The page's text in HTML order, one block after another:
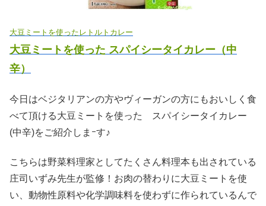
大豆ミートを使ったレトルトカレー
大豆ミートを使った スパイシータイカレー（中
辛）
今日はベジタリアンの方やヴィーガンの方にもおいしく食
べて頂ける大豆ミートを使った スパイシータイカレー
(中辛)をご紹介しまｰす♪
こちらは野菜料理家としてたくさん料理本も出されている
庄司いずみ先生が監修！お肉の替わりに大豆ミートを使
い、動物性原料や化学調味料を使わずに作られているんで